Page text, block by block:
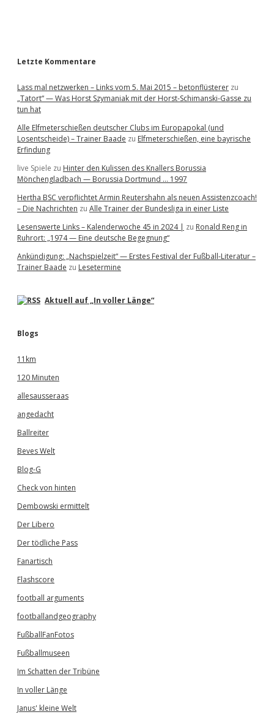
Letzte Kommentare
Lass mal netzwerken – Links vom 5. Mai 2015 – betonflüsterer zu
„Tatort“ — Was Horst Szymaniak mit der Horst-Schimanski-Gasse zu
tun hat
Alle Elfmeterschießen deutscher Clubs im Europapokal (und
Losentscheide) – Trainer Baade zu Elfmeterschießen, eine bayrische
Erfindung
live Spiele zu Hinter den Kulissen des Knallers Borussia
Mönchengladbach — Borussia Dortmund … 1997
Hertha BSC verpflichtet Armin Reutershahn als neuen Assistenzcoach!
– Die Nachrichten zu Alle Trainer der Bundesliga in einer Liste
Lesenswerte Links – Kalenderwoche 45 in 2024 | zu Ronald Reng in
Ruhrort: „1974 — Eine deutsche Begegnung“
Ankündigung: „Nachspielzeit“ — Erstes Festival der Fußball-Literatur –
Trainer Baade zu Lesetermine
Aktuell auf „In voller Länge“
Blogs
11km
120 Minuten
allesausseraas
angedacht
Ballreiter
Beves Welt
Blog-G
Check von hinten
Dembowski ermittelt
Der Libero
Der tödliche Pass
Fanartisch
Flashscore
football arguments
footballandgeography
FußballFanFotos
Fußballmuseen
Im Schatten der Tribüne
In voller Länge
Janus' kleine Welt